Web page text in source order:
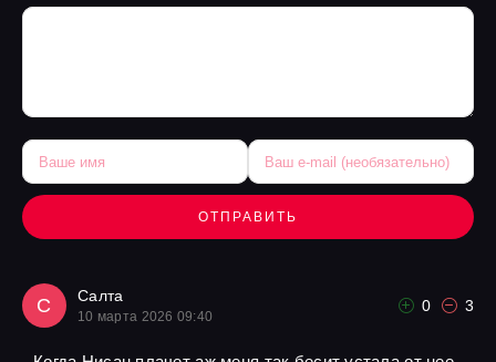
ОТПРАВИТЬ
С Салта
10 марта 2026 09:40
0 3